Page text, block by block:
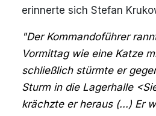
erinnerte sich Stefan
"Der Kommandoführer
Vormittag wie eine Katze
schließlich stürmte er
Sturm in die Lagerhalle
krächzte er heraus (...) Er